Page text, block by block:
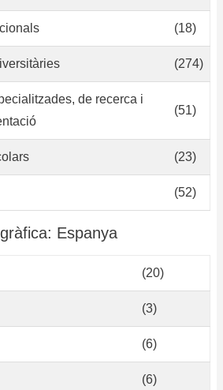
(18)
(274)
de recerca i
(51)
(23)
(52)
Espanya
(20)
(3)
(6)
(6)